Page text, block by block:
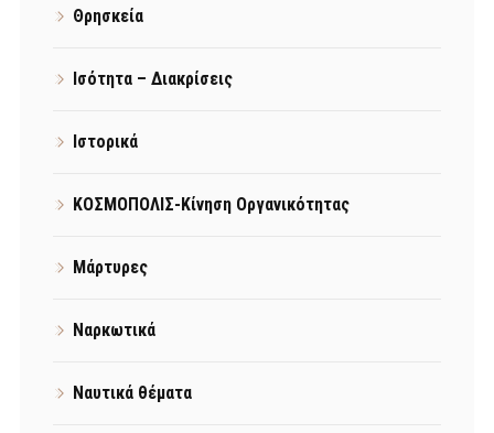
Θρησκεία
Ισότητα – Διακρίσεις
Ιστορικά
ΚΟΣΜΟΠΟΛΙΣ-Κίνηση Οργανικότητας
Μάρτυρες
Ναρκωτικά
Ναυτικά θέματα